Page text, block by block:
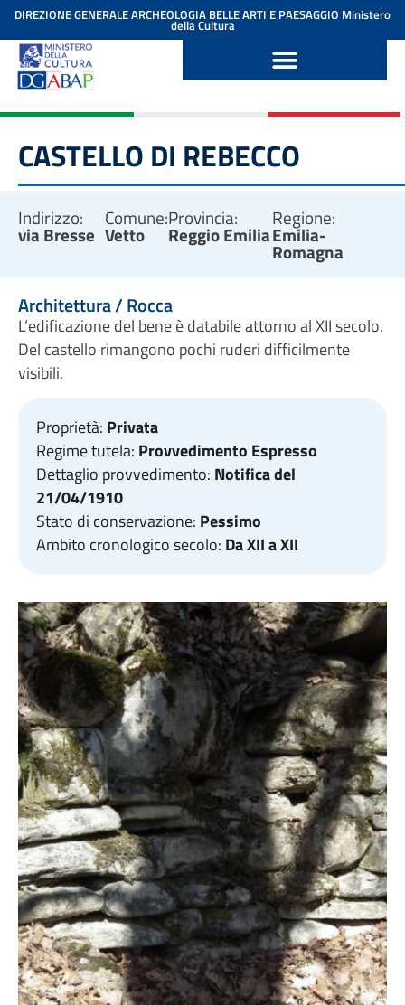
contenuto
DIREZIONE GENERALE ARCHEOLOGIA BELLE ARTI E PAESAGGIO Ministero
della Cultura
CASTELLO DI REBECCO
Indirizzo:
via Bresse
Comune:
Vetto
Provincia:
Reggio Emilia
Regione:
Emilia-
Romagna
Architettura / Rocca
L’edificazione del bene è databile attorno al XII secolo.
Del castello rimangono pochi ruderi difficilmente
visibili.
Proprietà: Privata
Regime tutela: Provvedimento Espresso
Dettaglio provvedimento: Notifica del
21/04/1910
Stato di conservazione: Pessimo
Ambito cronologico secolo: Da XII a XII